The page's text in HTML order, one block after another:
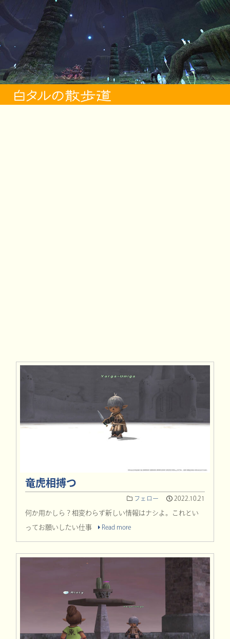
竜虎相搏つ
フェロー 2022.10.21
何か用かしら？相変わらず新しい情報はナシよ。これとい
ってお願いしたい仕事 Read more